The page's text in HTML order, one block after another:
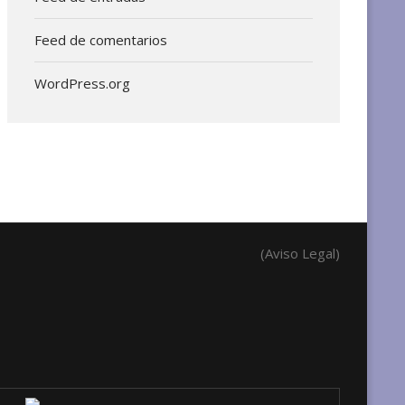
Feed de comentarios
WordPress.org
(Aviso Legal)